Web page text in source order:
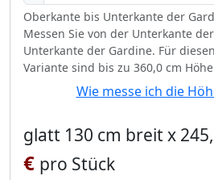
Oberkante bis Unterkante der
Messen Sie von der Unterkante
Unterkante der Gardine. Für
Variante sind bis zu 360,0 cm
Wie messe ich die
glatt 130 cm breit x
€ pro Stück